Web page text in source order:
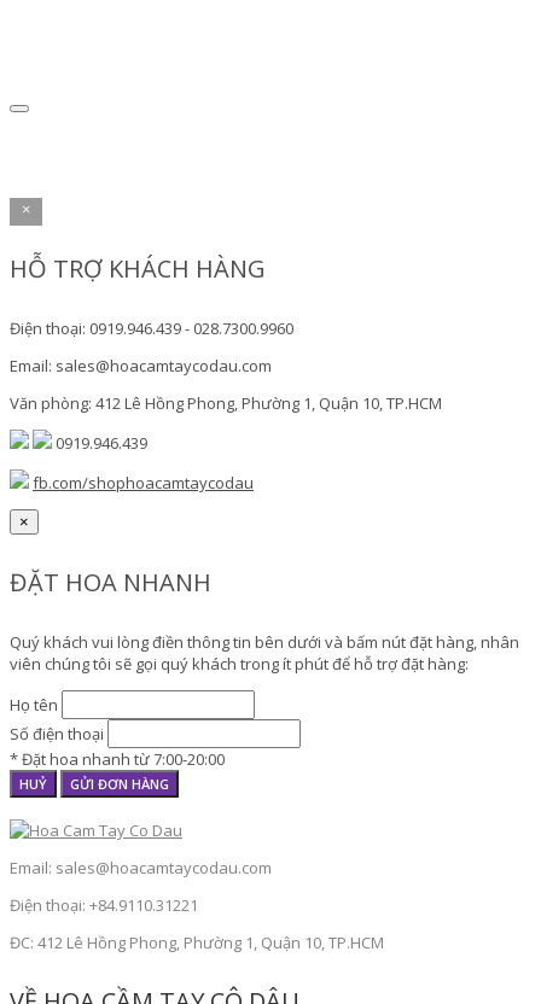
×
HỖ TRỢ KHÁCH HÀNG
Điện thoại: 0919.946.439 - 028.7300.9960
Email: sales@hoacamtaycodau.com
Văn phòng: 412 Lê Hồng Phong, Phường 1, Quận 10, TP.HCM
0919.946.439
fb.com/shophoacamtaycodau
×
ĐẶT HOA NHANH
Quý khách vui lòng điền thông tin bên dưới và bấm nút đặt hàng, nhân
viên chúng tôi sẽ gọi quý khách trong ít phút để hỗ trợ đặt hàng:
Họ tên
Số điện thoại
* Đặt hoa nhanh từ 7:00-20:00
HUỶ GỬI ĐƠN HÀNG
Email: sales@hoacamtaycodau.com
Điện thoại: +84.9110.31221
ĐC: 412 Lê Hồng Phong, Phường 1, Quận 10, TP.HCM